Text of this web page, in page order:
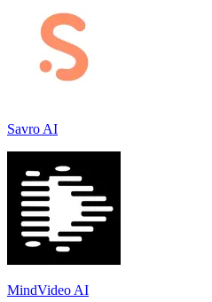
Savro AI
MindVideo AI